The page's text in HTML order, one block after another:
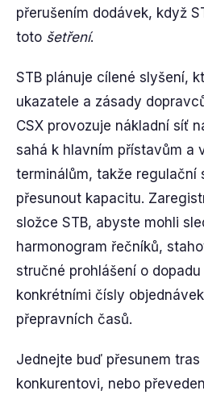
přerušením dodávek, když
toto šetření.
STB plánuje cílené slyšení,
ukazatele a zásady
CSX provozuje nákladní síť
sahá k hlavním přístavům a
terminálům, takže regulační
přesunout kapacitu.
složce STB, abyste mohli
harmonogram řečníků,
stručné prohlášení o
konkrétními čísly
přepravních časů.
Jednejte buď přesunem tras
konkurentovi, nebo